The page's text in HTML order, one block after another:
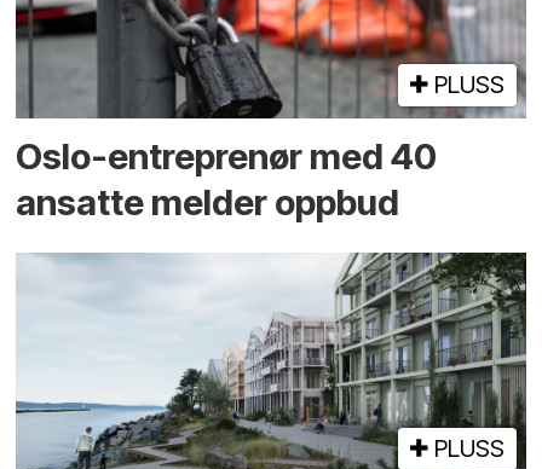
PLUSS
Oslo-entreprenør med 40
ansatte melder oppbud
PLUSS